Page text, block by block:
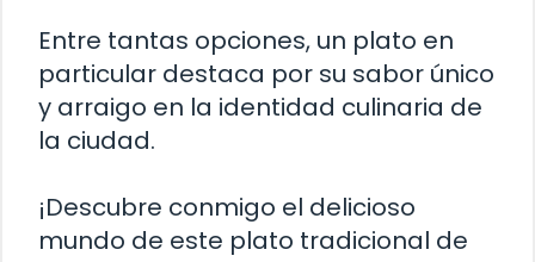
Entre tantas opciones, un plato en
particular destaca por su sabor único
y arraigo en la identidad culinaria de
la ciudad.
¡Descubre conmigo el delicioso
mundo de este plato tradicional de